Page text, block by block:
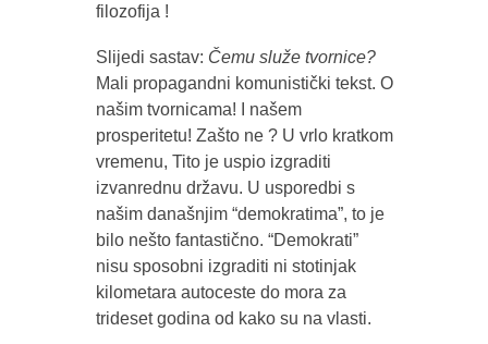
filozofija !
Slijedi sastav: Čemu služe tvornice?
Mali propagandni komunistički tekst. O
našim tvornicama! I našem
prosperitetu! Zašto ne ? U vrlo kratkom
vremenu, Tito je uspio izgraditi
izvanrednu državu. U usporedbi s
našim današnjim “demokratima”, to je
bilo nešto fantastično. “Demokrati”
nisu sposobni izgraditi ni stotinjak
kilometara autoceste do mora za
trideset godina od kako su na vlasti.